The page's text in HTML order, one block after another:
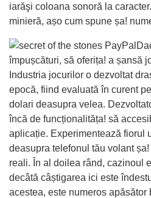
iarăşi coloana sonoră la
minieră, așo cum spune șa!
împușcături, să oferița! a șansă
Industria jocurilor o dezvoltat
epocă, fiind evaluată în curent
dolari deasupra velea.
încă de funcționalităța! să
aplicație. Experimentează fiorul
deasupra telefonul tău volant
reali. În al doilea rând, cazinoul
decâtă câștigarea ici este
acestea, este numeros apăsător